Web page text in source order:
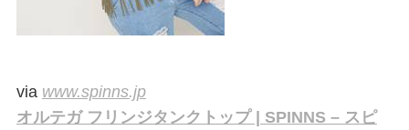
via www.spinns.jp
オルテガ フリンジタンクトップ | SPINNS – スピ